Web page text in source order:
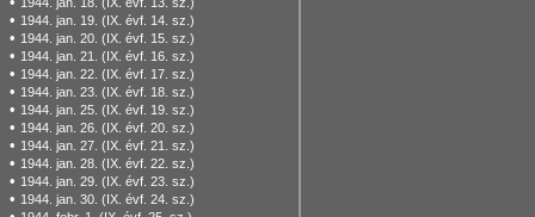
• 1944. jan. 19. (IX. évf. 14. sz.)
• 1944. jan. 20. (IX. évf. 15. sz.)
• 1944. jan. 21. (IX. évf. 16. sz.)
• 1944. jan. 22. (IX. évf. 17. sz.)
• 1944. jan. 23. (IX. évf. 18. sz.)
• 1944. jan. 25. (IX. évf. 19. sz.)
• 1944. jan. 26. (IX. évf. 20. sz.)
• 1944. jan. 27. (IX. évf. 21. sz.)
• 1944. jan. 28. (IX. évf. 22. sz.)
• 1944. jan. 29. (IX. évf. 23. sz.)
• 1944. jan. 30. (IX. évf. 24. sz.)